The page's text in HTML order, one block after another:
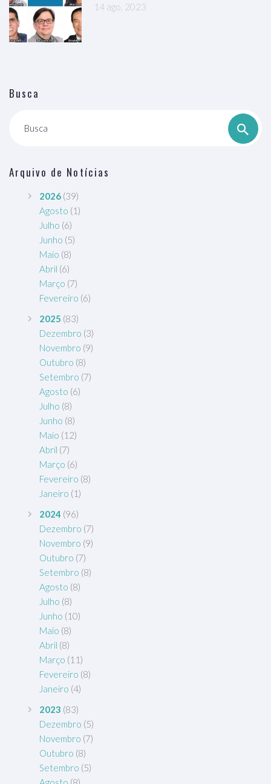
14 ago, 2023
Busca
Busca
Arquivo de Notícias
2026 (39)
Agosto (1)
Julho (6)
Junho (5)
Maio (8)
Abril (6)
Março (7)
Fevereiro (6)
2025 (83)
Dezembro (3)
Novembro (9)
Outubro (8)
Setembro (7)
Agosto (6)
Julho (8)
Junho (8)
Maio (12)
Abril (7)
Março (6)
Fevereiro (8)
Janeiro (1)
2024 (96)
Dezembro (7)
Novembro (9)
Outubro (7)
Setembro (8)
Agosto (8)
Julho (8)
Junho (10)
Maio (8)
Abril (8)
Março (11)
Fevereiro (8)
Janeiro (4)
2023 (83)
Dezembro (5)
Novembro (7)
Outubro (8)
Setembro (5)